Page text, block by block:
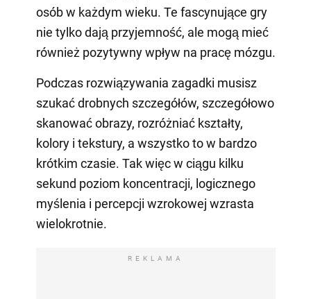
osób w każdym wieku. Te fascynujące gry
nie tylko dają przyjemność, ale mogą mieć
również pozytywny wpływ na pracę mózgu.
Podczas rozwiązywania zagadki musisz
szukać drobnych szczegółów, szczegółowo
skanować obrazy, rozróżniać kształty,
kolory i tekstury, a wszystko to w bardzo
krótkim czasie. Tak więc w ciągu kilku
sekund poziom koncentracji, logicznego
myślenia i percepcji wzrokowej wzrasta
wielokrotnie.
REKLAMA